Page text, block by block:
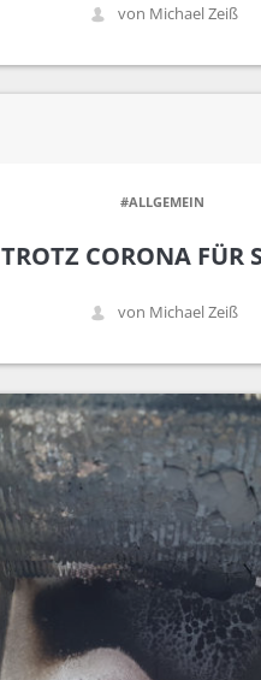
von Michael Zeiß
#ALLGEMEIN
TROTZ CORONA FÜR
von Michael Zeiß